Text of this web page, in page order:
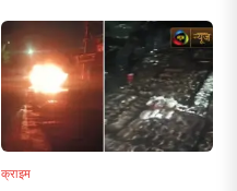
क्राइम